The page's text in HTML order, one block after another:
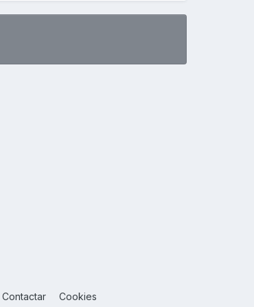
Contactar Cookies